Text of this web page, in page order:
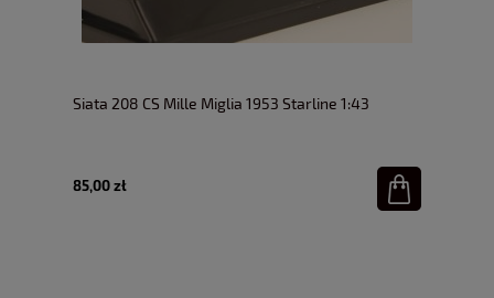
Siata 208 CS Mille Miglia 1953 Starline 1:43
85,00 zł